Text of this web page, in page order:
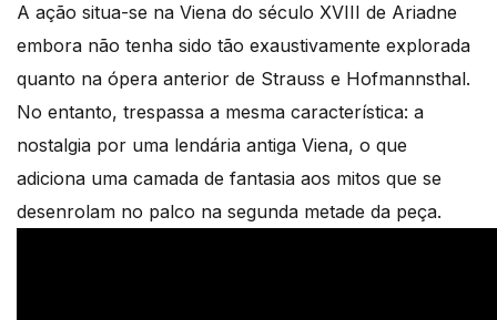
A ação situa-se na Viena do século XVIII de Ariadne
embora não tenha sido tão exaustivamente explorada
quanto na ópera anterior de Strauss e Hofmannsthal.
No entanto, trespassa a mesma característica: a
nostalgia por uma lendária antiga Viena, o que
adiciona uma camada de fantasia aos mitos que se
desenrolam no palco na segunda metade da peça.